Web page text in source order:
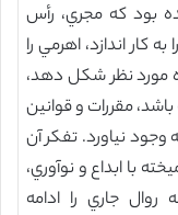
بود كه مجري، رأس
كار اندازد، اهرمي را
مورد نظر شكل دهد،
باشد، مقررات و قوانين
وجود نياورد. تفكر آن
با ابداع و نوآوري،
جاري را ادامه